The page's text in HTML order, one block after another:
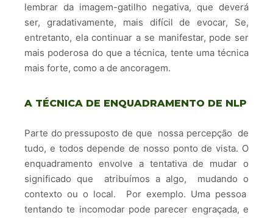
lembrar da imagem-gatilho negativa, que deverá
ser, gradativamente, mais difícil de evocar, Se,
entretanto, ela continuar a se manifestar, pode ser
mais poderosa do que a técnica, tente uma técnica
mais forte, como a de ancoragem.
A TÉCNICA DE ENQUADRAMENTO DE NLP
Parte do pressuposto de que nossa percepção de
tudo, e todos depende de nosso ponto de vista. O
enquadramento envolve a tentativa de mudar o
significado que atribuímos a algo, mudando o
contexto ou o local. Por exemplo. Uma pessoa
tentando te incomodar pode parecer engraçada, e